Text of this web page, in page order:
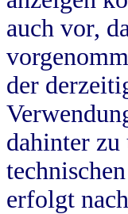
auch vor,
der
dahinter zu
erfolgt